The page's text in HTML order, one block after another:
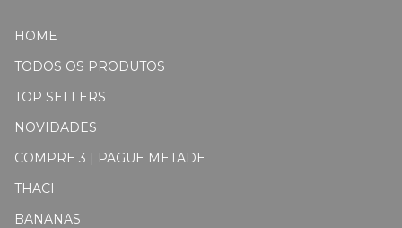
HOME
TODOS OS PRODUTOS
TOP SELLERS
NOVIDADES
COMPRE 3 | PAGUE METADE
THACI
BANANAS